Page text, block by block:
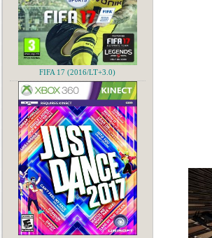
FIFA 17 (2016/LT+3.0)